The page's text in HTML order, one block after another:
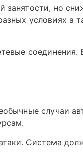
занятости, но
условиях а
соединения.
случаи
Система